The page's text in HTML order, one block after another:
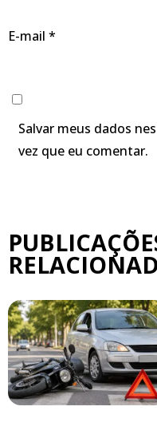
E-mail *
Salvar meus dados
vez que eu comentar.